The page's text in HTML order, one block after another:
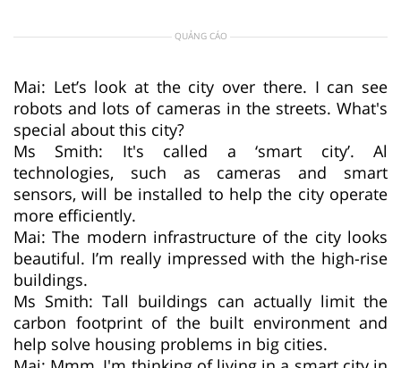
QUẢNG CÁO
Mai: Let’s look at the city over there. I can see
robots and lots of cameras in the streets. What's
special about this city?
Ms Smith: It's called a ‘smart city’. Al
technologies, such as cameras and smart
sensors, will be installed to help the city operate
more efficiently.
Mai: The modern infrastructure of the city looks
beautiful. I’m really impressed with the high-rise
buildings.
Ms Smith: Tall buildings can actually limit the
carbon footprint of the built environment and
help solve housing problems in big cities.